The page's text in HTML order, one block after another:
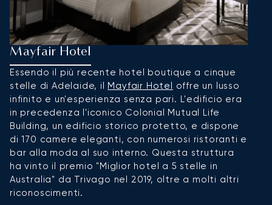
Mayfair Hotel
Essendo il più recente hotel boutique a cinque
stelle di Adelaide, il Mayfair Hotel offre un lusso
infinito e un'esperienza senza pari. L'edificio era
in precedenza l'iconico Colonial Mutual Life
Building, un edificio storico protetto, e dispone
di 170 camere eleganti, con numerosi ristoranti e
bar alla moda al suo interno. Questa struttura
ha vinto il premio "Miglior hotel a 5 stelle in
Australia" da Trivago nel 2019, oltre a molti altri
riconoscimenti.